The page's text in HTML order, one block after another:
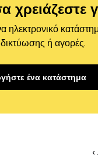
χρειάζεστε
ηλεκτρονικό
ή αγορές.
ένα κατάστημα